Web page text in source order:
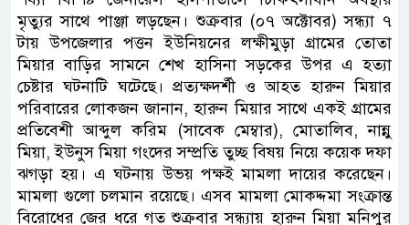
মৃত্যুর সাথে পাঞ্জা লড়ছেন। শুক্রবার (০৭ অক্টোবর) সন্ধ্যা ৭
টায় উপজেলার পত্তন ইউনিয়নের লক্ষীমুড়া গ্রামের তোতা
মিয়ার বাড়ির সামনে শেখ হাসিনা সড়কের উপর এ হত্যা
চেষ্টার ঘটনাটি ঘটেছে। প্রত্যক্ষদর্শী ও আহত হারুন মিয়ার
পরিবারের লোকজন জানান, হারুন মিয়ার সাথে একই গ্রামের
প্রতিবেশী আব্দুল করিম (সাবেক মেম্বার), মোতালিব, নান্নু
মিয়া, ইউনুস মিয়া গংদের সম্প্রতি তুচ্ছ বিষয় নিয়ে কয়েক দফা
ঝগড়া হয়। এ ঘটনায় উভয় পক্ষই মামলা দায়ের করেছেন।
মামলা গুলো চলমান রয়েছে। এসব মামলা মোকদ্দমা সংক্রান্ত
বিরোধের জের ধরে গত শুক্রবার সন্ধ্যায় হারুন মিয়া মনিপুর